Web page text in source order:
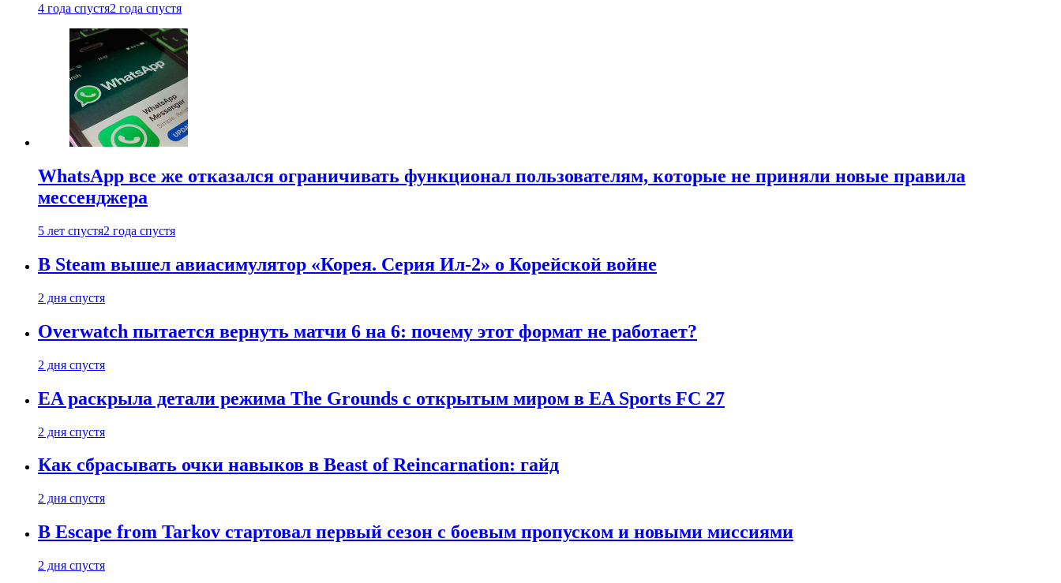
4 года спустя2 года спустя
WhatsApp все же отказался ограничивать функционал пользователям, которые не приняли новые правила
мессенджера
5 лет спустя2 года спустя
В Steam вышел авиасимулятор «Корея. Серия Ил-2» о Корейской войне
2 дня спустя
Overwatch пытается вернуть матчи 6 на 6: почему этот формат не работает?
2 дня спустя
EA раскрыла детали режима The Grounds с открытым миром в EA Sports FC 27
2 дня спустя
Как сбрасывать очки навыков в Beast of Reincarnation: гайд
2 дня спустя
В Escape from Tarkov стартовал первый сезон с боевым пропуском и новыми миссиями
2 дня спустя